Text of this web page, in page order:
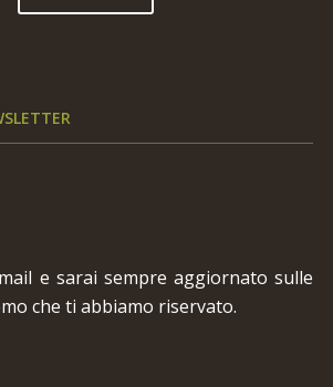
e sarai sempre aggiornato sulle
che ti abbiamo riservato.